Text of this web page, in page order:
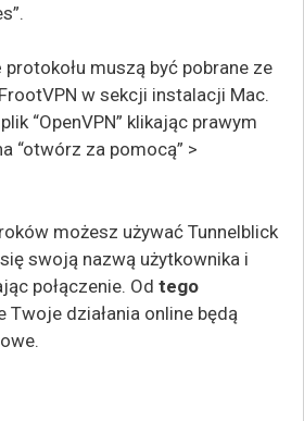
protokołu muszą być pobrane ze
w sekcji instalacji Mac.
“OpenVPN” klikając prawym
“otwórz za pomocą” >
możesz używać Tunnelblick
swoją nazwą użytkownika i
połączenie. Od tego
Twoje działania online będą